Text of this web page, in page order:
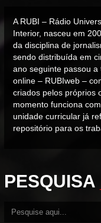
A RUBI – Rádio
Interior, nasceu em
da disciplina de
sendo distribuída em
ano seguinte passou
online – RUBIweb –
criados pelos próprios
momento funciona
unidade curricular já
repositório para os
PESQUISA